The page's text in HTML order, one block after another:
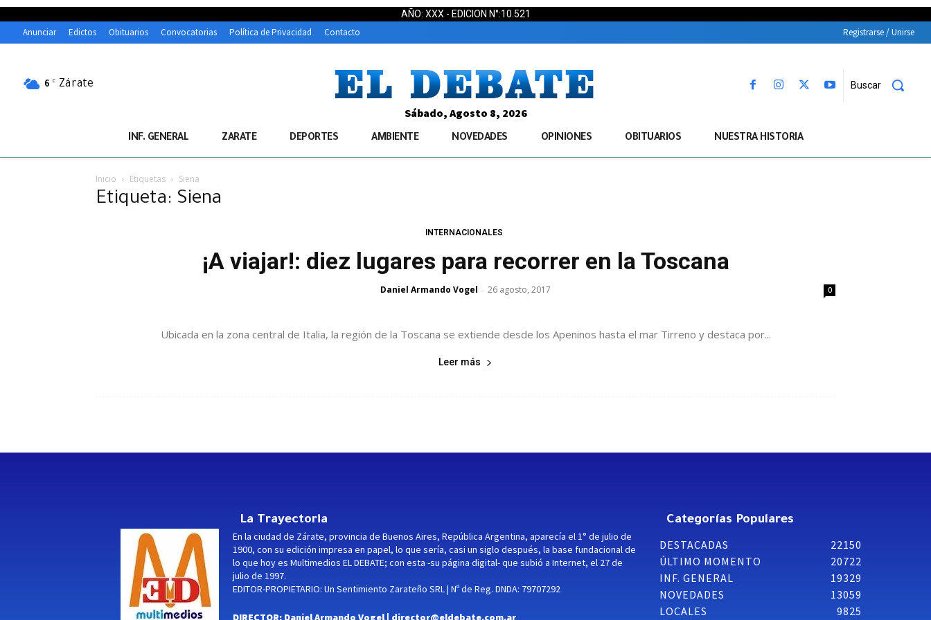
AÑO: XXX - EDICION N°:10.521
Anunciar Edictos Obituarios Convocatorias Política de Privacidad Contacto Registrarse / Unirse
6 C Zárate Buscar
Sábado, Agosto 8, 2026
INF. GENERAL ZARATE DEPORTES AMBIENTE NOVEDADES OPINIONES OBITUARIOS NUESTRA HISTORIA
Inicio Etiquetas Siena
Etiqueta: Siena
INTERNACIONALES
¡A viajar!: diez lugares para recorrer en la Toscana
Daniel Armando Vogel - 26 agosto, 2017 0
Ubicada en la zona central de Italia, la región de la Toscana se extiende desde los Apeninos hasta el mar Tirreno y destaca por...
Leer más
La Trayectoria
En la ciudad de Zárate, provincia de Buenos Aires, República Argentina, aparecía el 1° de julio de
1900, con su edición impresa en papel, lo que sería, casi un siglo después, la base fundacional de
lo que hoy es Multimedios EL DEBATE; con esta -su página digital- que subió a Internet, el 27 de
julio de 1997.
EDITOR-PROPIETARIO: Un Sentimiento Zarateño SRL | Nº de Reg. DNDA: 79707292
DIRECTOR: Daniel Armando Vogel | director@eldebate.com.ar
Categorías Populares
DESTACADAS
22150
ÚLTIMO MOMENTO
20722
INF. GENERAL
19329
NOVEDADES
13059
LOCALES
9825